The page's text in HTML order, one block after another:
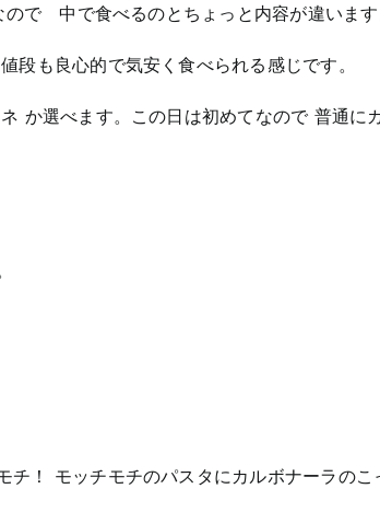
で 中で食べるのとちょっと内容が違います
段も良心的で気安く食べられる感じです。
か選べます。この日は初めてなので 普通に
チ！ モッチモチのパスタにカルボナーラのこ